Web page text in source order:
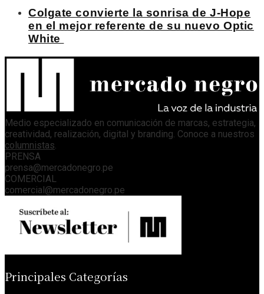
Colgate convierte la sonrisa de J-Hope
en el mejor referente de su nuevo Optic
White
Medio especializado en comunicación de marcas, estrategia,
creatividad, realización, digital y branding. Conoce a nuestros
columnistas.
PRENSA
prensa@mercadonegro.pe
COMERCIAL
comercial@mercadonegro.pe
Principales Categorías